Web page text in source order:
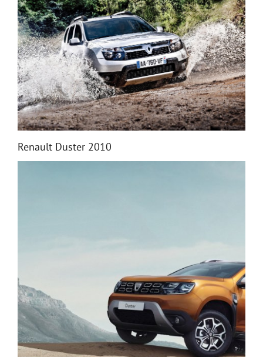
Renault Duster 2010